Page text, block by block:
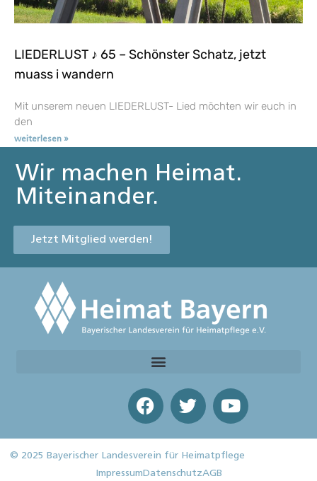
LIEDERLUST ♪ 65 – Schönster Schatz, jetzt
muass i wandern
Mit unserem neuen LIEDERLUST- Lied möchten wir euch in
den
weiterlesen »
Wir machen Heimat.
Miteinander.
Jetzt Mitglied werden!
© 2025 Bayerischer Landesverein für Heimatpflege
ImpressumDatenschutzAGB